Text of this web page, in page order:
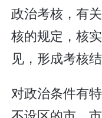
政治考核，有
核的规定，核
见，形成考核结
对政治条件有